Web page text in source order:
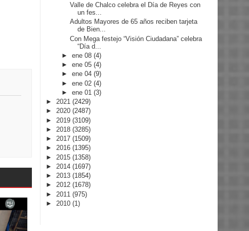
Valle de Chalco celebra el Día de Reyes con
un fes...
Adultos Mayores de 65 años reciben tarjeta
de Bien...
Con Mega festejo “Visión Ciudadana” celebra
“Día d...
►ene 08(4)
►ene 05(4)
►ene 04(9)
►ene 02(4)
►ene 01(3)
► 2021 (2429)
► 2020 (2487)
► 2019 (3109)
► 2018 (3285)
► 2017 (1509)
► 2016 (1395)
► 2015 (1358)
► 2014 (1697)
► 2013 (1854)
► 2012 (1678)
► 2011 (975)
► 2010 (1)